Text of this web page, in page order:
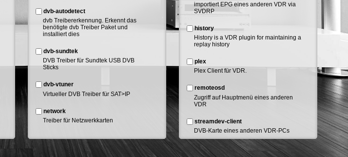
dvb-autodetect
dvb Treibererkennung. Erkennt das
benötigte dvb Treiber Paket und
installiert dies
dvb-sundtek
DVB Treiber für Sundtek USB DVB
Sticks
dvb-vtuner
Virtueller DVB Treiber für SAT>IP
network
Treiber für Netzwerkkarten
network-drivers
Erweiterung zum network-Addon.
Enthält sämtliche Netzwerkkarten
importiert EPG eines anderen VDR via
SVDRP
history
History is a VDR plugin for maintaining a
replay history
plex
Plex Client für VDR.
remoteosd
Zugriff auf Hauptmenü eines anderen
VDR
streamdev-client
DVB-Karte eines anderen VDR-PCs
über's Netzwerk nutzen
svdrpservice